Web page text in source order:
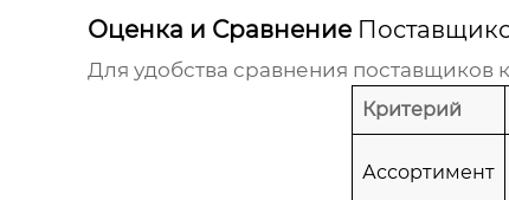
Оценка и Сравнение
Для удобства сравнения поставщиков
Критерий
Ассортимент